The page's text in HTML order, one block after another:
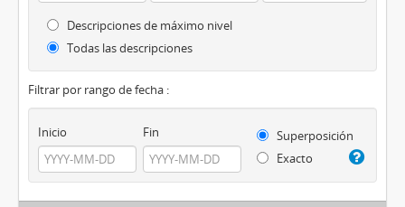
Descripciones de máximo nivel
Todas las descripciones
Filtrar por rango de fecha :
Inicio Fin
Superposición
Exacto